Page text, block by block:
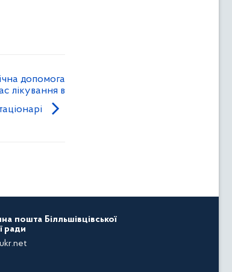
допомога
лікування в
пошта Білльшівцівської
ради